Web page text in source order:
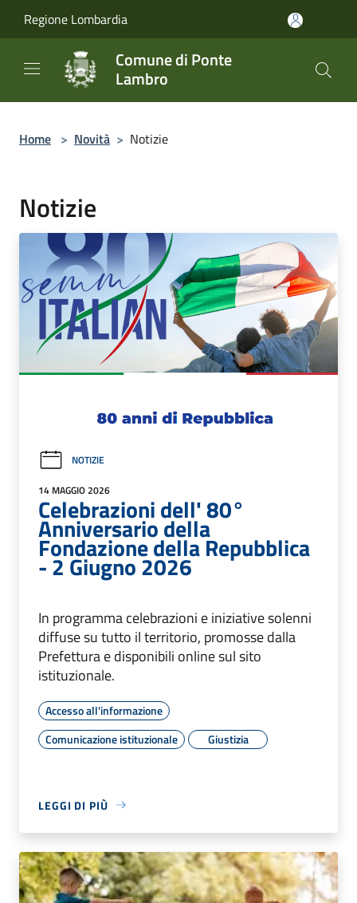
Regione Lombardia
Comune di Ponte
Lambro
Home > Novità > Notizie
Notizie
NOTIZIE
14 MAGGIO 2026
Celebrazioni dell' 80°
Anniversario della
Fondazione della Repubblica
- 2 Giugno 2026
In programma celebrazioni e iniziative solenni
diffuse su tutto il territorio, promosse dalla
Prefettura e disponibili online sul sito
istituzionale.
Accesso all'informazione
Comunicazione istituzionale
Giustizia
LEGGI DI PIÙ